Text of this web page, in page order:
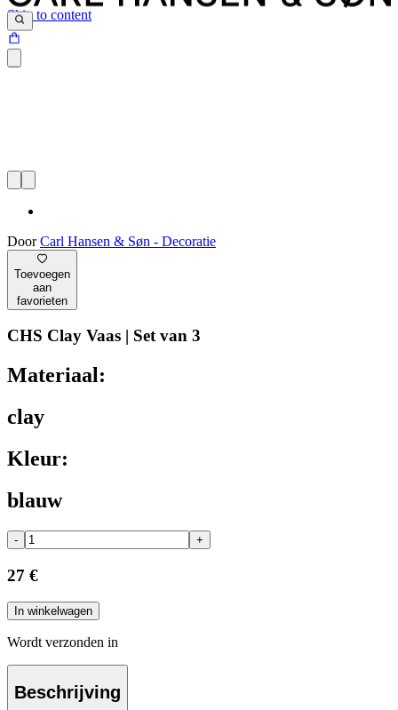
Skip to content
DoorCarl Hansen & Søn - Decoratie
Toevoegen
aan
favorieten
CHS Clay Vaas | Set van 3
Materiaal:
clay
Kleur:
blauw
- +
27 €
In winkelwagen
Wordt verzonden in
Beschrijving